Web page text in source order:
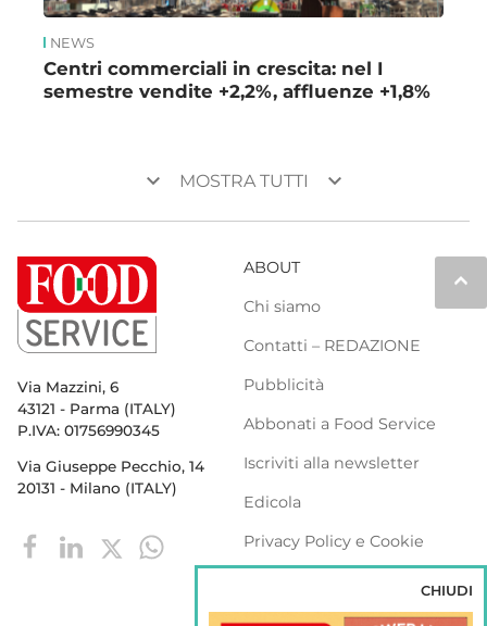
NEWS
Centri commerciali in crescita: nel I
semestre vendite +2,2%, affluenze +1,8%
keyboard_arrow_down MOSTRA TUTTI keyboard_arrow_down
keyboard_arrow_up
Via Mazzini, 6
43121 - Parma (ITALY)
P.IVA: 01756990345
Via Giuseppe Pecchio, 14
20131 - Milano (ITALY)
ABOUT
Chi siamo
Contatti – REDAZIONE
Pubblicità
Abbonati a Food Service
Iscriviti alla newsletter
Edicola
Privacy Policy e Cookie
CHIUDI